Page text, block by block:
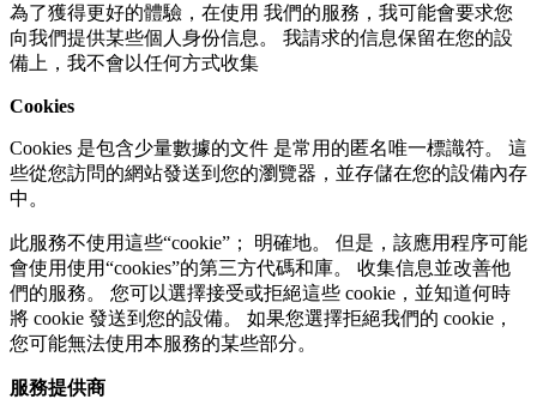
為了獲得更好的體驗，在使用 我們的服務，我可能會要求您
向我們提供某些個人身份信息。 我請求的信息保留在您的設
備上，我不會以任何方式收集
Cookies
Cookies 是包含少量數據的文件 是常用的匿名唯一標識符。 這
些從您訪問的網站發送到您的瀏覽器，並存儲在您的設備內存
中。
此服務不使用這些“cookie”； 明確地。 但是，該應用程序可能
會使用使用“cookies”的第三方代碼和庫。 收集信息並改善他
們的服務。 您可以選擇接受或拒絕這些 cookie，並知道何時
將 cookie 發送到您的設備。 如果您選擇拒絕我們的 cookie，
您可能無法使用本服務的某些部分。
服務提供商